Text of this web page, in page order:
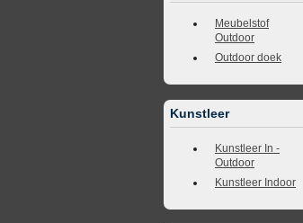
Meubelstof
Outdoor
Outdoor doek
Kunstleer
Kunstleer In -
Outdoor
Kunstleer Indoor